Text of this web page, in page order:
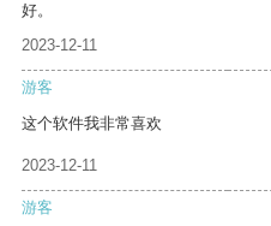
好。
2023-12-11
游客
这个软件我非常喜欢
2023-12-11
游客